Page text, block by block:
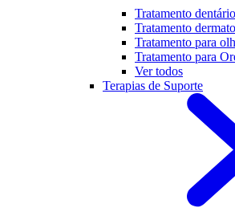
Tratamento dentário
Tratamento
Tratamento para
Tratamento para
Ver todos
Terapias de Suporte